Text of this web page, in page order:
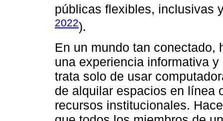
públicas flexibles, inclusivas
2022).
En un mundo tan conectado,
una experiencia informativa
trata solo de usar
de alquilar espacios en línea
recursos institucionales.